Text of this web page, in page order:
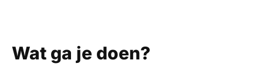
Wat ga je doen?